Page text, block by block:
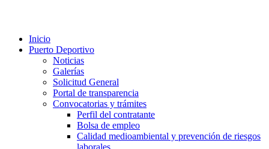
Inicio
Puerto Deportivo
Noticias
Galerías
Solicitud General
Portal de transparencia
Convocatorias y trámites
Perfil del contratante
Bolsa de empleo
Calidad medioambiental y prevención de riesgos
laborales